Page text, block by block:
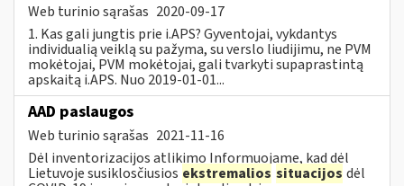
Web turinio sąrašas 2020-09-17
1. Kas gali jungtis prie i.APS? Gyventojai, vykdantys
individualią veiklą su pažyma, su verslo liudijimu, ne PVM
mokėtojai, PVM mokėtojai, gali tvarkyti supaprastintą
apskaitą i.APS. Nuo 2019-01-01...
AAD paslaugos
Web turinio sąrašas 2021-11-16
Dėl inventorizacijos atlikimo Informuojame, kad dėl
Lietuvoje susiklosčiusios ekstremalios situacijos dėl